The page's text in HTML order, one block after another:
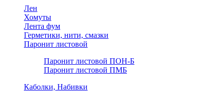
Лен
Хомуты
Лента фум
Герметики, нити, смазки
Паронит листовой
Паронит листовой ПОН-Б
Паронит листовой ПМБ
Каболки, Набивки